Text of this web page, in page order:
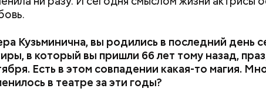
Кузьминична, вы родились в последний день
в который вы пришли 66 лет тому назад,
Есть в этом совпадении какая-то магия.
в театре за эти годы?